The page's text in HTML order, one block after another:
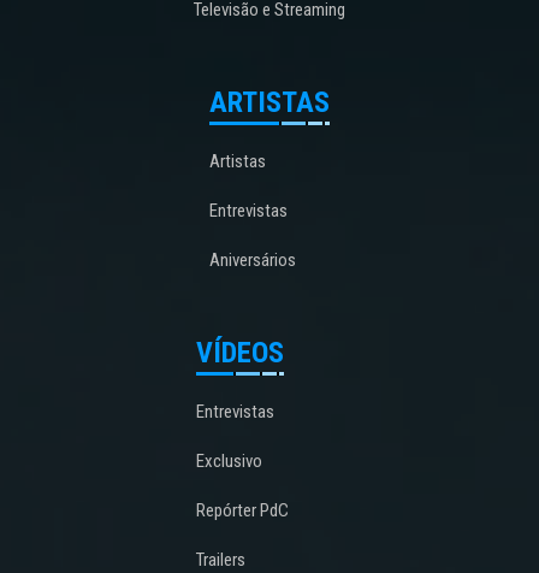
Televisão e Streaming
ARTISTAS
Artistas
Entrevistas
Aniversários
VÍDEOS
Entrevistas
Exclusivo
Repórter PdC
Trailers